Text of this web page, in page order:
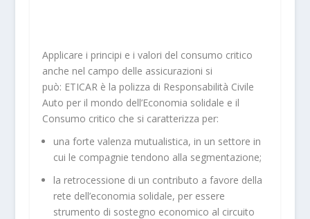
Applicare i principi e i valori del consumo critico
anche nel campo delle assicurazioni si
può: ETICAR è la polizza di Responsabilità Civile
Auto per il mondo dell’Economia solidale e il
Consumo critico che si caratterizza per:
una forte valenza mutualistica, in un settore in
cui le compagnie tendono alla segmentazione;
la retrocessione di un contributo a favore della
rete dell’economia solidale, per essere
strumento di sostegno economico al circuito